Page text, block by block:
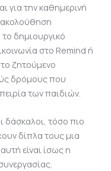
για την καθημερινή
δημιουργικό
στο Remind ή
ζητούμενο
δρόμους που
των παιδιών.
δάσκαλοι, τόσο πιο
δίπλα τους μια
είναι ίσως η